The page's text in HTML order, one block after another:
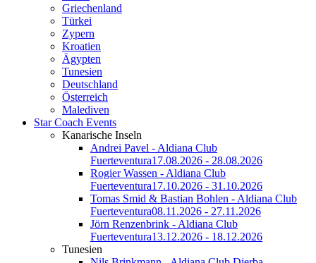
Griechenland
Türkei
Zypern
Kroatien
Ägypten
Tunesien
Deutschland
Österreich
Malediven
Star Coach Events
Kanarische Inseln
Andrei Pavel - Aldiana Club
Fuerteventura17.08.2026 - 28.08.2026
Rogier Wassen - Aldiana Club
Fuerteventura17.10.2026 - 31.10.2026
Tomas Smid & Bastian Bohlen - Aldiana Club
Fuerteventura08.11.2026 - 27.11.2026
Jörn Renzenbrink - Aldiana Club
Fuerteventura13.12.2026 - 18.12.2026
Tunesien